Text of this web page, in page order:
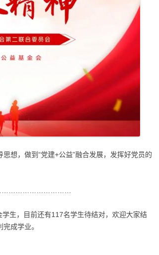
想，做到“党建+公益”融合发展，发挥好党员的
生，目前还有117名学生待结对，欢迎大家结
成学业。